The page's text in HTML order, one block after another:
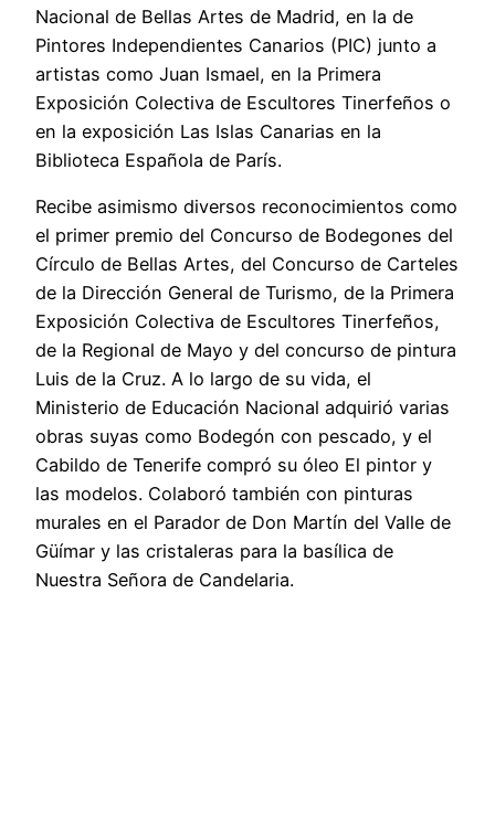
Nacional de Bellas Artes de Madrid, en la de
Pintores Independientes Canarios (PIC) junto a
artistas como Juan Ismael, en la Primera
Exposición Colectiva de Escultores Tinerfeños o
en la exposición Las Islas Canarias en la
Biblioteca Española de París.
Recibe asimismo diversos reconocimientos como
el primer premio del Concurso de Bodegones del
Círculo de Bellas Artes, del Concurso de Carteles
de la Dirección General de Turismo, de la Primera
Exposición Colectiva de Escultores Tinerfeños,
de la Regional de Mayo y del concurso de pintura
Luis de la Cruz. A lo largo de su vida, el
Ministerio de Educación Nacional adquirió varias
obras suyas como Bodegón con pescado, y el
Cabildo de Tenerife compró su óleo El pintor y
las modelos. Colaboró también con pinturas
murales en el Parador de Don Martín del Valle de
Güímar y las cristaleras para la basílica de
Nuestra Señora de Candelaria.